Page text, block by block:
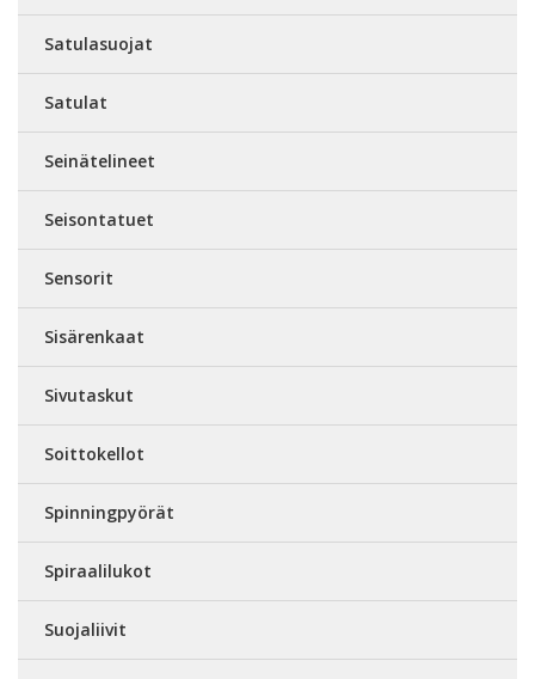
Satulasuojat
Satulat
Seinätelineet
Seisontatuet
Sensorit
Sisärenkaat
Sivutaskut
Soittokellot
Spinningpyörät
Spiraalilukot
Suojaliivit